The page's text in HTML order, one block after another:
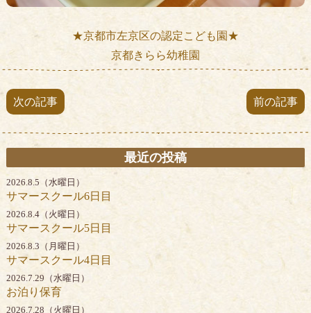
★京都市左京区の認定こども園★
京都きらら幼稚園
次の記事 前の記事
最近の投稿
2026.8.5（水曜日）
サマースクール6日目
2026.8.4（火曜日）
サマースクール5日目
2026.8.3（月曜日）
サマースクール4日目
2026.7.29（水曜日）
お泊り保育
2026.7.28（火曜日）